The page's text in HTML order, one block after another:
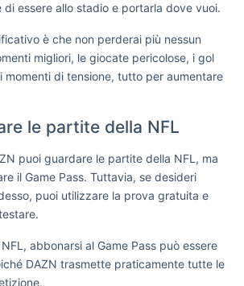
di essere allo stadio e portarla dove vuoi.
è che non perderai più nessun
migliori, le giocate pericolose, i gol
momenti di tensione, tutto per aumentare
le partite della NFL
puoi guardare le partite della NFL, ma
il Game Pass. Tuttavia, se desideri
puoi utilizzare la prova gratuita e
abbonarsi al Game Pass può essere
DAZN trasmette praticamente tutte le